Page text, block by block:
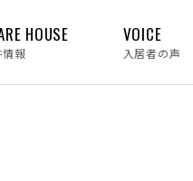
HOUSE
情報
VOICE
入居者の声